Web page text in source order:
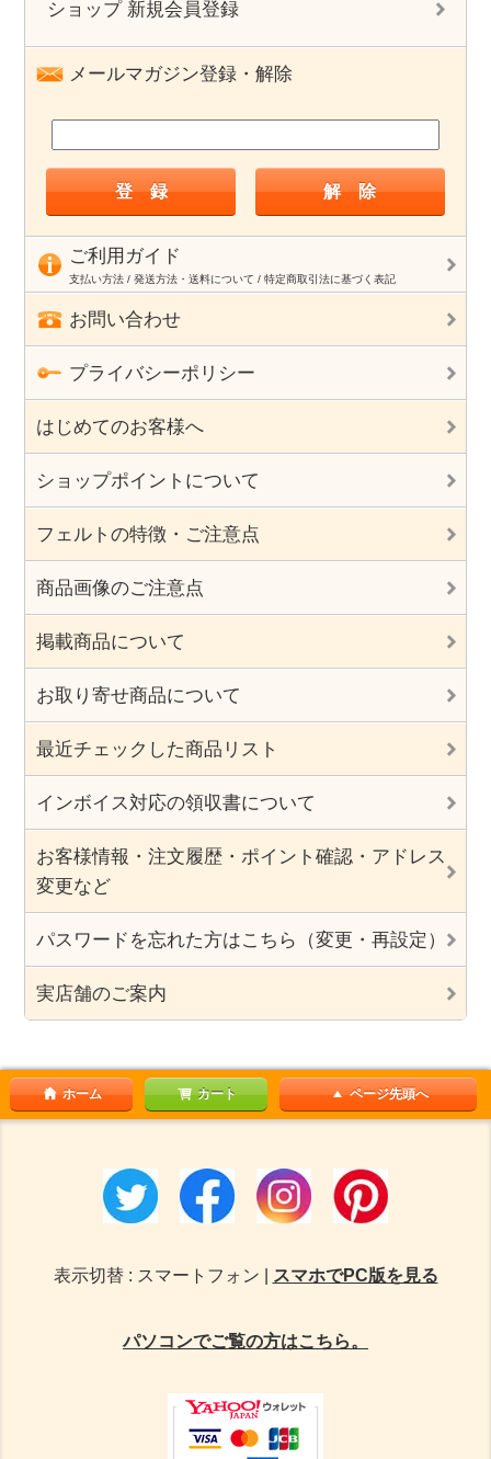
ショップ 新規会員登録
メールマガジン登録・解除
ご利用ガイド
支払い方法 / 発送方法・送料について / 特定商取引法に基づく表記
お問い合わせ
プライバシーポリシー
はじめてのお客様へ
ショップポイントについて
フェルトの特徴・ご注意点
商品画像のご注意点
掲載商品について
お取り寄せ商品について
最近チェックした商品リスト
インボイス対応の領収書について
お客様情報・注文履歴・ポイント確認・アドレス
変更など
パスワードを忘れた方はこちら（変更・再設定）
実店舗のご案内
ホーム カート ページ先頭へ
表示切替 : スマートフォン | スマホでPC版を見る
パソコンでご覧の方はこちら。